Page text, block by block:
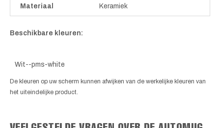
Materiaal Keramiek
Beschikbare kleuren:
Wit--pms-white
De kleuren op uw scherm kunnen afwijken van de werkelijke kleuren van
het uiteindelijke product.